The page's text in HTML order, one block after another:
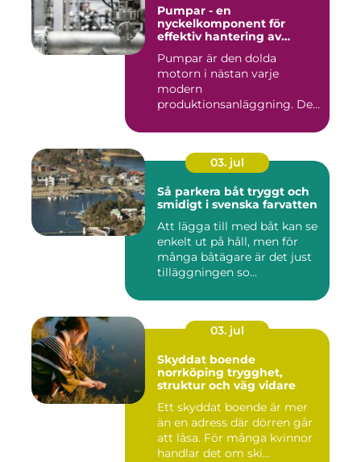
Pumpar - en
nyckelkomponent för
effektiv hantering av
Pumpar är den dolda
motorn i nästan varje
modern
produktionsanläggning. De
03. jul
Så parkera båt tryggt och
smidigt i svenska farvatten
Att lägga till med båt kan se
enkelt ut på håll, men för
många båtägare är det just
tilläggningen so...
03. jul
Skyddat boende
norrköping trygghet,
struktur och väg vidare
Ett skyddat boende är mer
än en adress där dörren går
att låsa. För många kvinnor
handlar det om ski...